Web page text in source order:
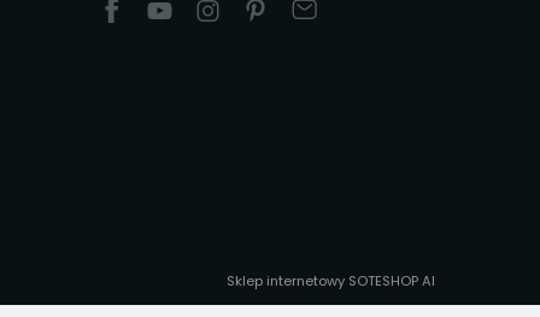
Sklep internetowy SOTESHOP AI